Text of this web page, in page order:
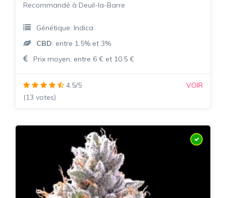
Recommandé à Deuil-la-Barre
Génétique: Indica
CBD: entre 1.5% et 3%
Prix moyen: entre 6 € et 10.5 €
4.5/5
(13 votes)
VOIR